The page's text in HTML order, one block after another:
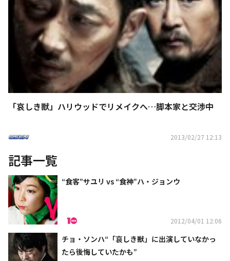
「哀しき獣」ハリウッドでリメイクへ…脚本家と交渉中
2013/02/27 12:13
記事一覧
“食客”サユリ vs “食神”ハ・ジョンウ
2012/04/01 12:06
チョ・ソンハ“「哀しき獣」に出演していなかっ
たら後悔していたかも”